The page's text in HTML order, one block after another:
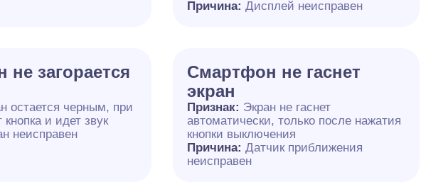
Причина: Дисплей неисправен
загорается
остается черным, при
и идет звук
неисправен
Смартфон не гаснет
экран
Признак: Экран не гаснет
автоматически, только после нажатия
кнопки выключения
Причина: Датчик приближения
неисправен